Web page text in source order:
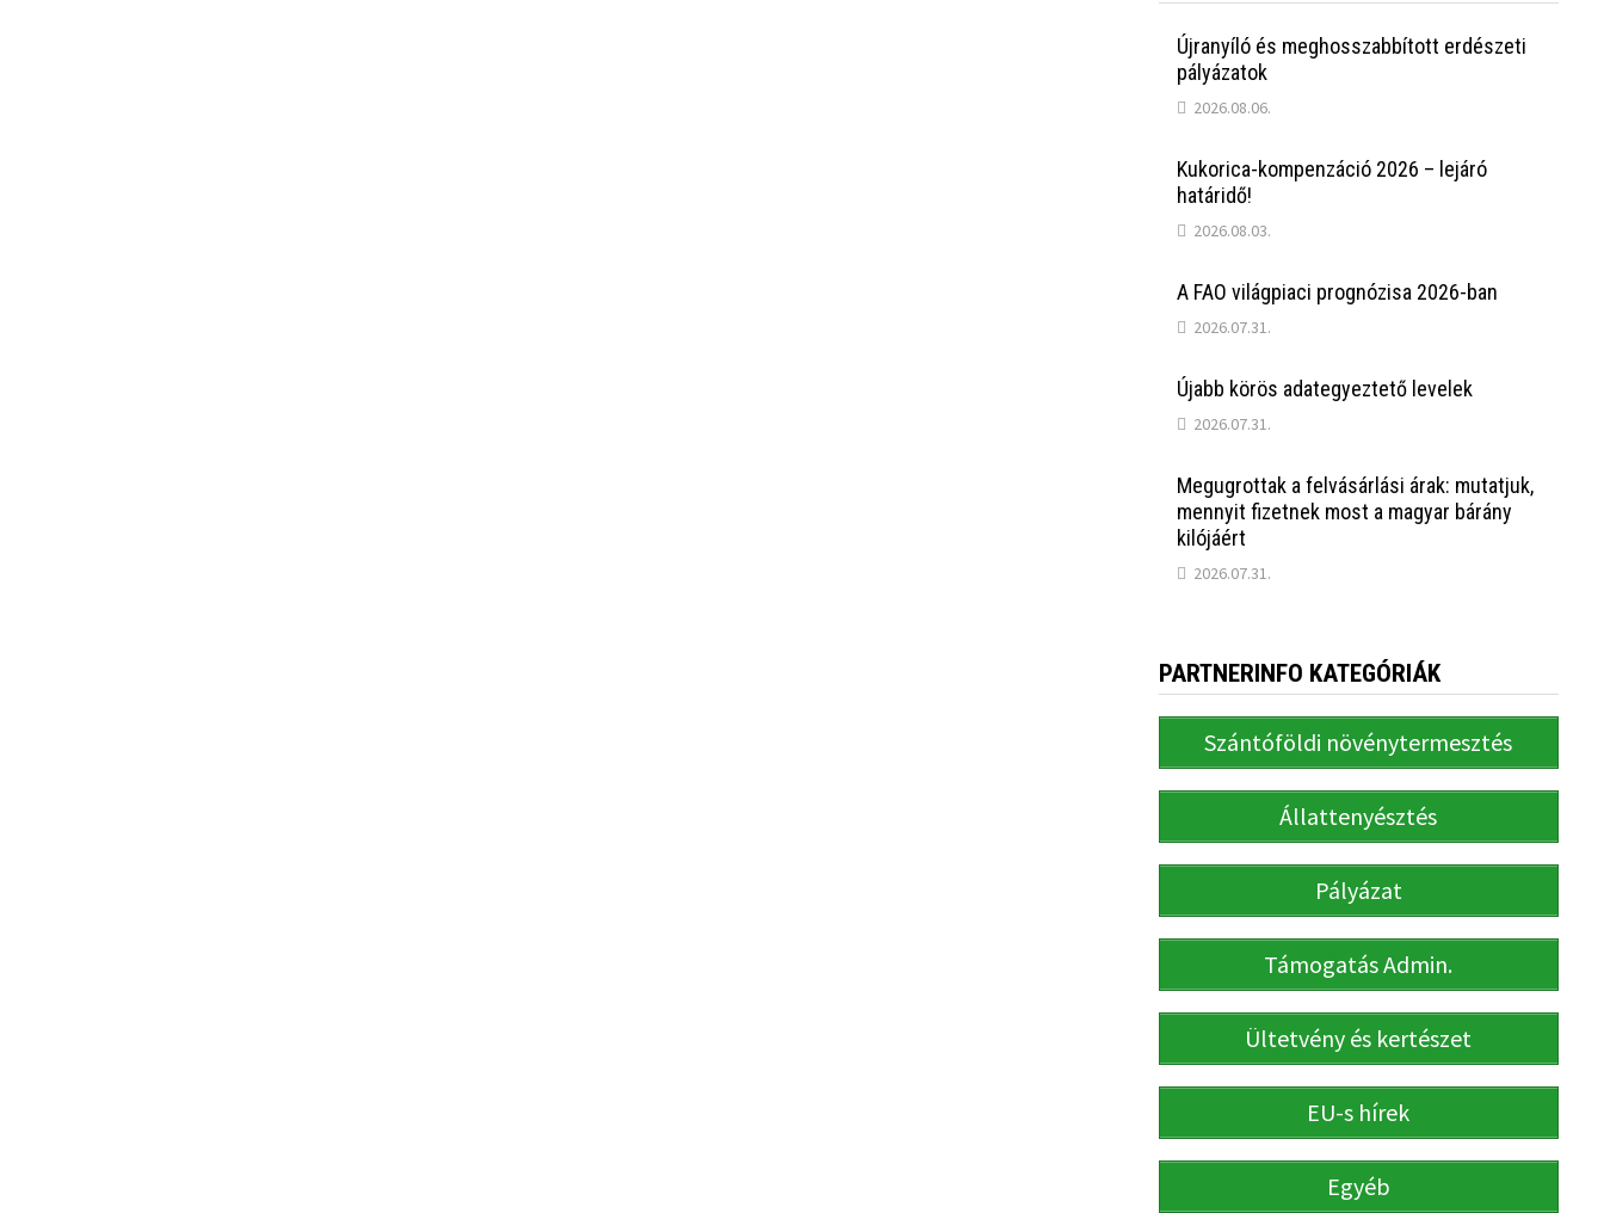
Újranyíló és meghosszabbított erdészeti
pályázatok
2026.08.06.
Kukorica-kompenzáció 2026 – lejáró
határidő!
2026.08.03.
A FAO világpiaci prognózisa 2026-ban
2026.07.31.
Újabb körös adategyeztető levelek
2026.07.31.
Megugrottak a felvásárlási árak: mutatjuk,
mennyit fizetnek most a magyar bárány
kilójáért
2026.07.31.
PARTNERINFO KATEGÓRIÁK
Szántóföldi növénytermesztés
Állattenyésztés
Pályázat
Támogatás Admin.
Ültetvény és kertészet
EU-s hírek
Egyéb